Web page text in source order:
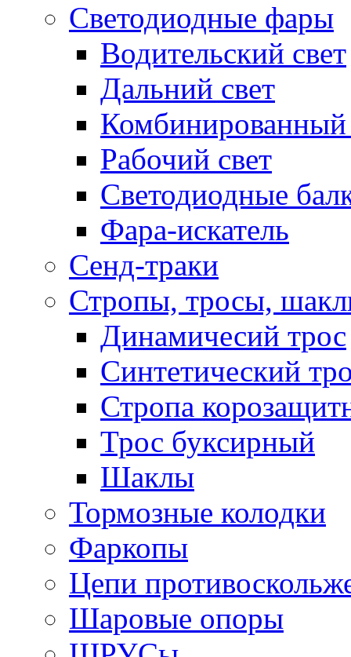
Светодиодные фары
Водительский свет
Дальний свет
Комбинированный
Рабочий свет
Светодиодные
Фара-искатель
Сенд-траки
Стропы, тросы,
Динамичесий трос
Синтетический
Стропа
Трос буксирный
Шаклы
Тормозные колодки
Фаркопы
Цепи
Шаровые опоры